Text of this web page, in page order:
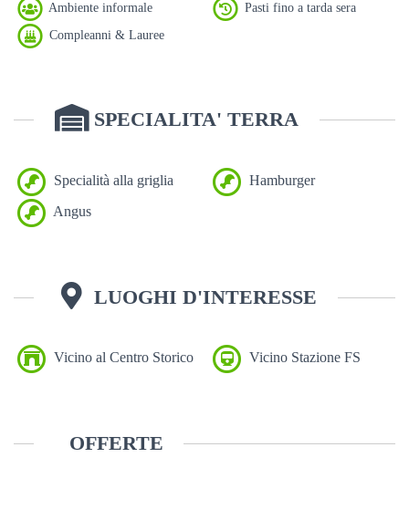
Ambiente informale Pasti fino a tarda sera
Compleanni & Lauree
SPECIALITA' TERRA
Specialità alla griglia Hamburger
Angus
LUOGHI D'INTERESSE
Vicino al Centro Storico Vicino Stazione FS
OFFERTE